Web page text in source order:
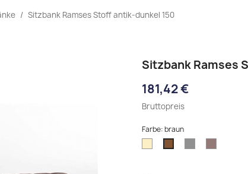
Sitzbank Ramses Stoff antik-dunkel 150
Sitzbank Ramses
181,42 €
Bruttopreis
Farbe: braun
braun